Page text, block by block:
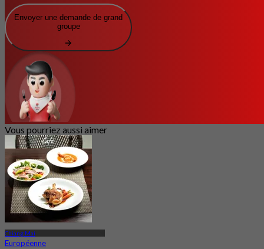
Envoyer une demande de grand
groupe
Vous pourriez aussi aimer
Chiang Mai
Européenne